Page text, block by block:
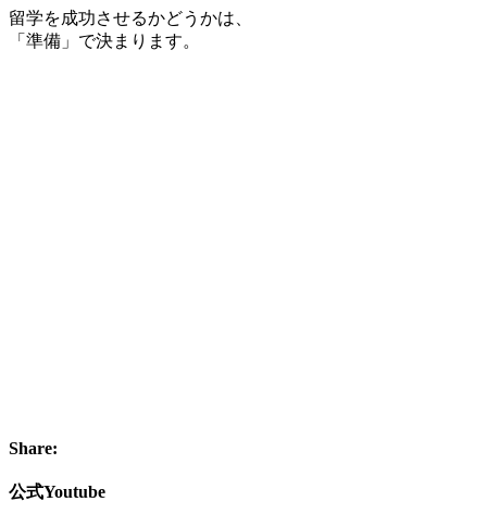
留学を成功させるかどうかは、
「準備」で決まります。
Share:
公式Youtube